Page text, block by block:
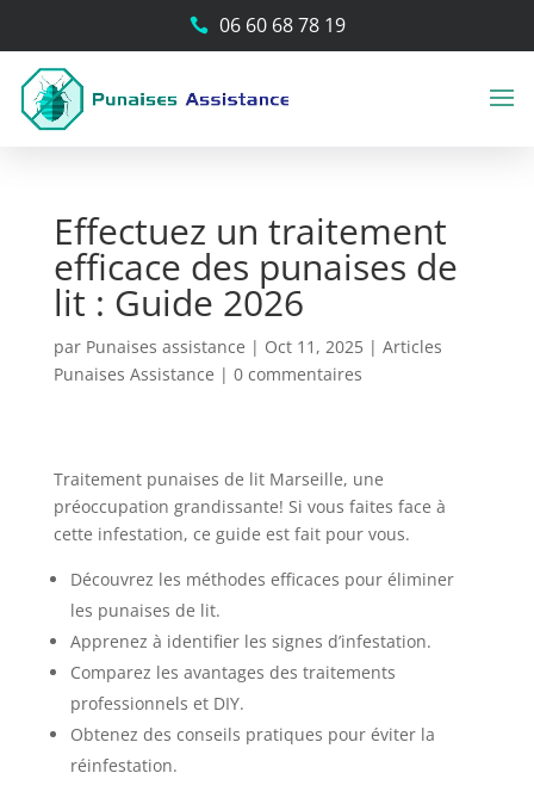
 06 60 68 78 19
Effectuez un traitement
efficace des punaises de
lit : Guide 2026
par Punaises assistance | Oct 11, 2025| Articles
Punaises Assistance | 0 commentaires
Traitement punaises de lit Marseille, une
préoccupation grandissante! Si vous faites face à
cette infestation, ce guide est fait pour vous.
Découvrez les méthodes efficaces pour éliminer
les punaises de lit.
Apprenez à identifier les signes d’infestation.
Comparez les avantages des traitements
professionnels et DIY.
Obtenez des conseils pratiques pour éviter la
réinfestation.